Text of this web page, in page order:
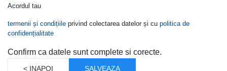
Acordul tau
termenii și condițiile privind colectarea datelor și cu politica de
confidențialitate
Confirm ca datele sunt complete si corecte.
< INAPOI SALVEAZA